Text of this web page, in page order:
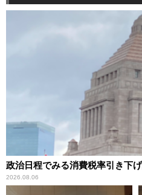
政治日程でみる消費税率引き下
2026.08.06